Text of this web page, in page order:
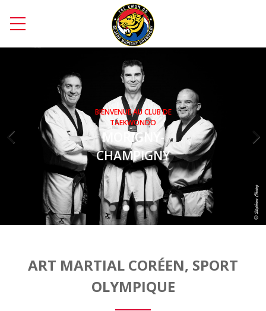
BIENVENUE AU CLUB DE
TAEKWONDO
MORIGNY-
CHAMPIGNY
ART MARTIAL CORÉEN, SPORT
OLYMPIQUE